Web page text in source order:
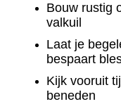
Bouw rustig
valkuil
Laat je
bespaart
Kijk vooruit
beneden